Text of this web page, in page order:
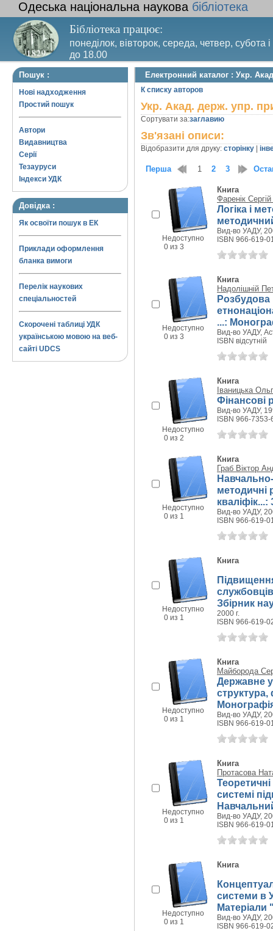
Одеська національна наукова бібліотека
Бібліотека працює:
понеділок, вівторок, середа, четвер, субота
до 18.00
Вихідний день – п’ятниця. Останній четвер
Пошук :
Нові надходження
Простий пошук
Автори
Видавництва
Серії
Тезауруси
Індекси УДК
Довідка :
Як освоїти пошук в ЕК
Приклади оформлення
бланка вимоги
Перелік наукових
спеціальностей
Скорочені таблиці УДК
українською мовою на веб-
сайті UDCS
Електронний каталог : Укр.
К списку авторов
Укр. Акад. держ. упр.
Сортувати за:заглавию
Зв'язані описи:
Відобразити для друку: сторінку
Перша 1 2 3
Недоступно
0 из 3
Книга
Фаренік
Логіка і
Вид-во УАДУ,
ISBN 966-619-
Недоступно
0 из 3
Книга
Надолішній
Розбудова
...:
Вид-во УАДУ,
ISBN відсутній
Недоступно
0 из 2
Книга
Іваницька
Фінансові
Вид-во УАДУ,
ISBN 966-7353-
Недоступно
0 из 1
Книга
Граб Віктор
методичні
кваліфік...:
Вид-во УАДУ,
ISBN 966-619-
Недоступно
0 из 1
Книга
Збірник
2000 г.
ISBN 966-619-
Недоступно
0 из 1
Книга
Майборода
Державне
структура,
Вид-во УАДУ,
ISBN 966-619-
Недоступно
0 из 1
Книга
Протасова
системі
Вид-во УАДУ,
ISBN 966-619-
Недоступно
0 из 1
Книга
системи в
Матеріали
Вид-во УАДУ,
ISBN 966-619-